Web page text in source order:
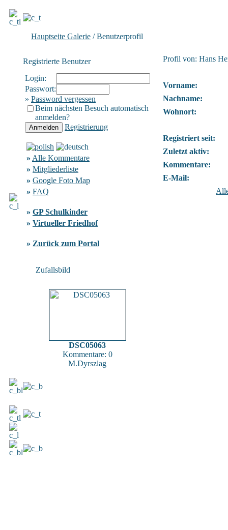
Hauptseite Galerie / Benutzerprofil
Registrierte Benutzer
Login:
Passwort:
» Password vergessen
Beim nächsten Besuch automatisch
anmelden?
Registrierung
» Alle Kommentare
» Mitgliederliste
» Google Foto Map
» FAQ
» GP Schulkinder
» Virtueller Friedhof
» Zurück zum Portal
Zufallsbild
DSC05063
Kommentare: 0
M.Dyrszlag
Profil von: Hans
Vorname:
Nachname:
Wohnort:
Registriert seit:
Zuletzt aktiv:
Kommentare:
E-Mail: